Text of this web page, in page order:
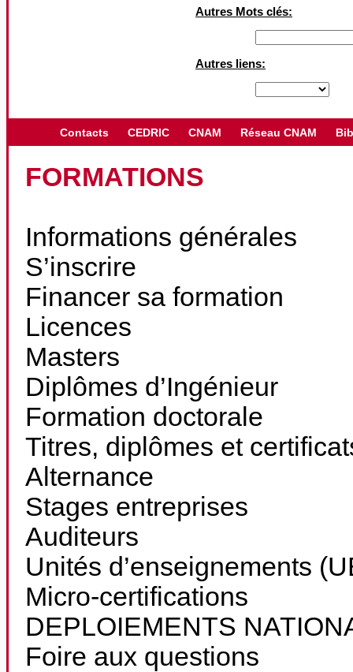
Autres Mots clés:
Autres liens:
Contacts CEDRIC CNAM Réseau CNAM
FORMATIONS
Informations générales
S’inscrire
Financer sa formation
Licences
Masters
Diplômes d’Ingénieur
Formation doctorale
Titres, diplômes et
Alternance
Stages entreprises
Auditeurs
Unités d’enseignements
Micro-certifications
DEPLOIEMENTS
Foire aux questions